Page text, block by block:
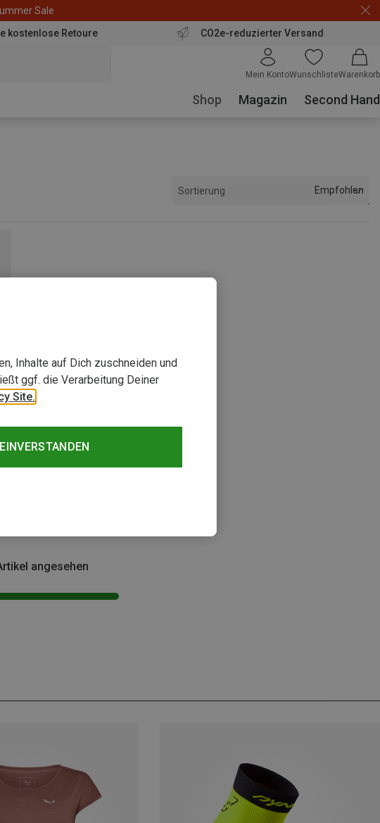
Sale
kostenlose Retoure CO2e-reduzierter Versand
Mein KontoWunschlisteWarenkorb
Shop Magazin Second Hand
Sortierung Empfohlen
angesehen
Inhalte auf Dich zuschneiden und
ggf. die Verarbeitung Deiner
Site.
EINVERSTANDEN